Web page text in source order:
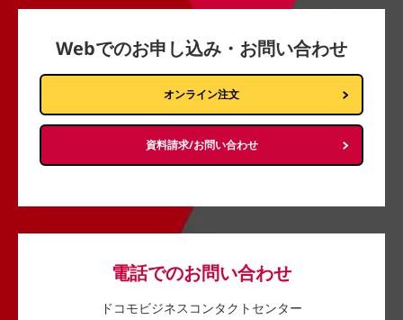
Webでのお申し込み・お問い合わせ
オンライン注文
資料請求/お問い合わせ
電話でのお問い合わせ
ドコモビジネスコンタクトセンター